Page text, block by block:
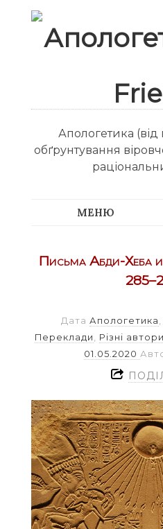
Апологетика (від
обґрунтування
Письма Абди-Хеба
Дата Апологетика ,
Переклади , Різні автори
01.05.2020